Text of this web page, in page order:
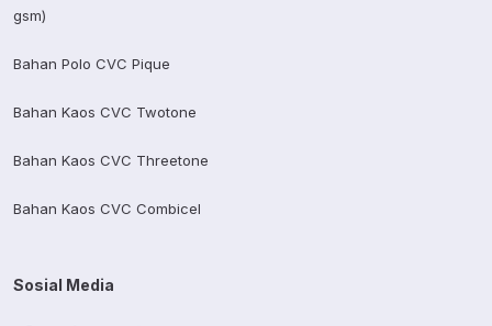
gsm)
Bahan Polo CVC Pique
Bahan Kaos CVC Twotone
Bahan Kaos CVC Threetone
Bahan Kaos CVC Combicel
Sosial Media